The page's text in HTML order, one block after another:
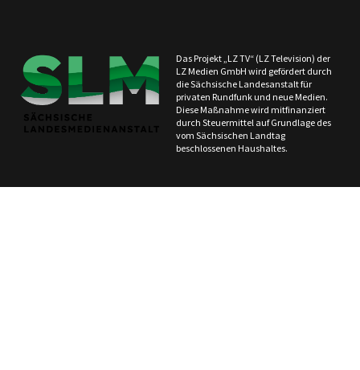
Das Projekt „LZ TV“ (LZ Television) der
LZ Medien GmbH wird gefördert durch
die Sächsische Landesanstalt für
privaten Rundfunk und neue Medien.
Diese Maßnahme wird mitfinanziert
durch Steuermittel auf Grundlage des
vom Sächsischen Landtag
beschlossenen Haushaltes.